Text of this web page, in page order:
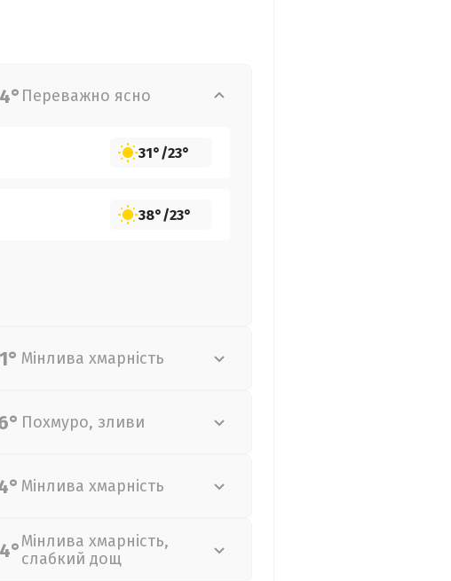
Переважно ясно
31°/23°
38°/23°
Мінлива хмарність
Похмуро, зливи
Мінлива хмарність
Мінлива хмарність,
слабкий дощ